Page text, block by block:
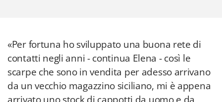
«Per fortuna ho sviluppato una buona rete di
contatti negli anni - continua Elena - così le
scarpe che sono in vendita per adesso arrivano
da un vecchio magazzino siciliano, mi è appena